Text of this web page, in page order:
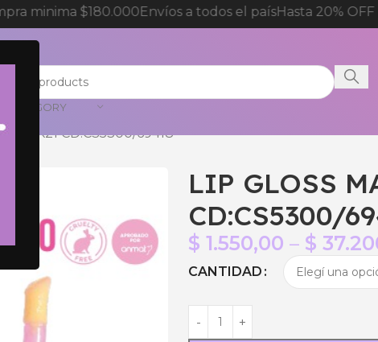
minima $180.000Envíos a todos el paísHasta 20% OFF
CATEGORY
PINK21 CD:CS5300/69418
LIP GLOSS
CD:CS5300/
$ 1.550,00 – $
CANTIDAD